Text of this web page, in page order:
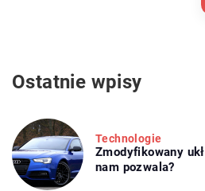
Ostatnie wpisy
Technologie
Zmodyfikowany
nam pozwala?